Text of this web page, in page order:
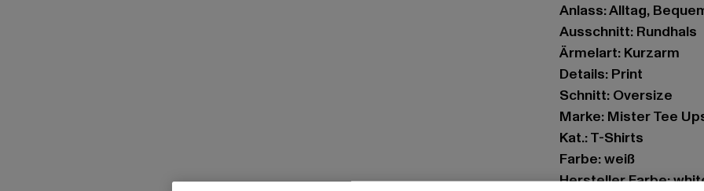
Anlass: Alltag,
Ausschnitt: Rundhals
Ärmelart: Kurzarm
Details: Print
Schnitt: Oversize
Marke: Mister Tee
Kat.: T-Shirts
Farbe: weiß
Hersteller Farbe: